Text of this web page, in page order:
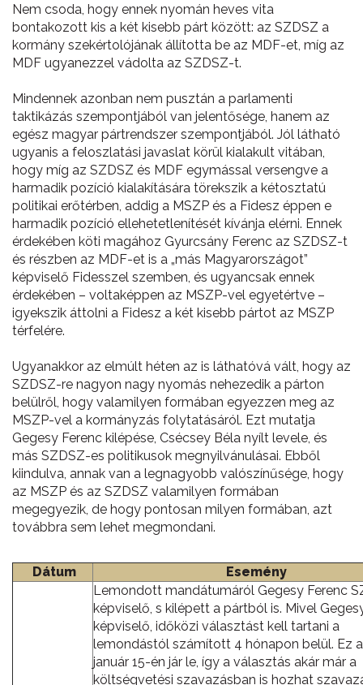
Nem csoda, hogy ennek nyomán heves vita
bontakozott kis a két kisebb párt között: az SZDSZ a
kormány szekértolójának állította be az MDF-et, míg az
MDF ugyanezzel vádolta az SZDSZ-t.
Mindennek azonban nem pusztán a parlamenti
taktikázás szempontjából van jelentősége, hanem az
egész magyar pártrendszer szempontjából. Jól látható
ugyanis a feloszlatási javaslat körül kialakult vitában,
hogy míg az SZDSZ és MDF egymással versengve a
harmadik pozíció kialakítására törekszik a kétosztatú
politikai erőtérben, addig a MSZP és a Fidesz éppen e
harmadik pozíció ellehetetlenítését kívánja elérni. Ennek
érdekében köti magához Gyurcsány Ferenc az SZDSZ-t
és részben az MDF-et is a „más Magyarországot”
képviselő Fidesszel szemben, és ugyancsak ennek
érdekében – voltaképpen az MSZP-vel egyetértve –
igyekszik áttolni a Fidesz a két kisebb pártot az MSZP
térfelére.
Ugyanakkor az elmúlt héten az is láthatóvá vált, hogy az
SZDSZ-re nagyon nagy nyomás nehezedik a párton
belülről, hogy valamilyen formában egyezzen meg az
MSZP-vel a kormányzás folytatásáról. Ezt mutatja
Gegesy Ferenc kilépése, Csécsey Béla nyílt levele, és
más SZDSZ-es politikusok megnyilvánulásai. Ebből
kiindulva, annak van a legnagyobb valószínűsége, hogy
az MSZP és az SZDSZ valamilyen formában
megegyezik, de hogy pontosan milyen formában, azt
továbbra sem lehet megmondani.
Dátum
Esemény
Lemondott mandátumáról Gegesy Ferenc
képviselő, s kilépett a pártból is. Mivel
képviselő, időközi választást kell tartani a
lemondástól számított 4 hónapon belül. Ez
január 15-én jár le, így a választás akár már a
költségvetési szavazásban is hozhat